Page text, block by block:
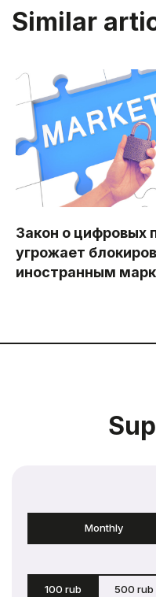
Similar
Закон о цифровых
угрожает
иностранным
Monthly
100 rub 500 rub